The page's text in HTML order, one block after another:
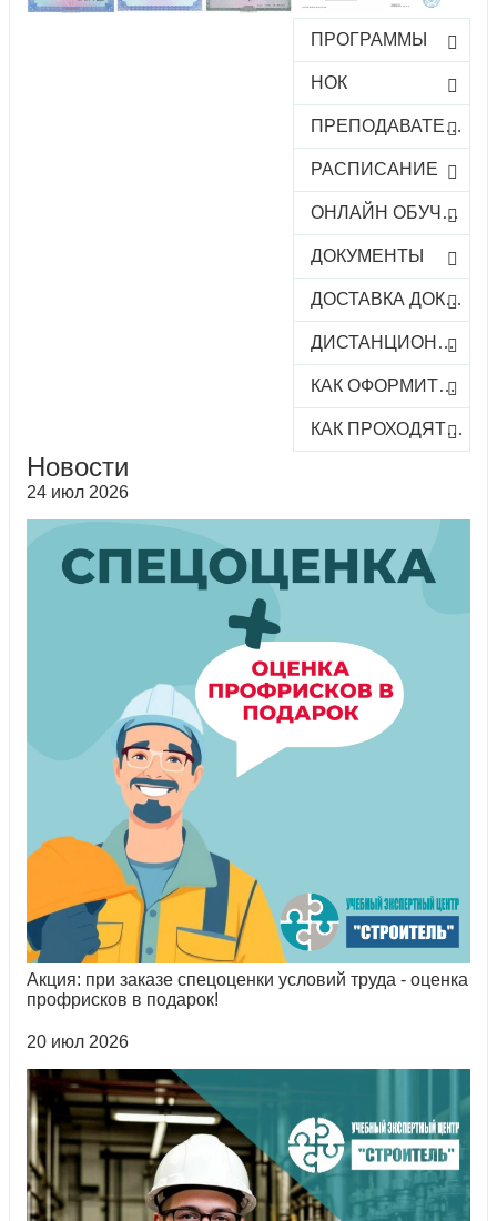
ПРОГРАММЫ
НОК
ПРЕПОДАВАТЕЛИ
РАСПИСАНИЕ
ОНЛАЙН ОБУЧЕНИЕ
ДОКУМЕНТЫ
ДОСТАВКА ДОКУМЕНТОВ
ДИСТАНЦИОННОЕ ОБУЧЕНИЕ
КАК ОФОРМИТЬ ЗАКАЗ КУРСА
КАК ПРОХОДЯТ ОНЛАЙН-КУРСЫ
Новости
24 июл 2026
Акция: при заказе спецоценки условий труда - оценка
профрисков в подарок!
20 июл 2026